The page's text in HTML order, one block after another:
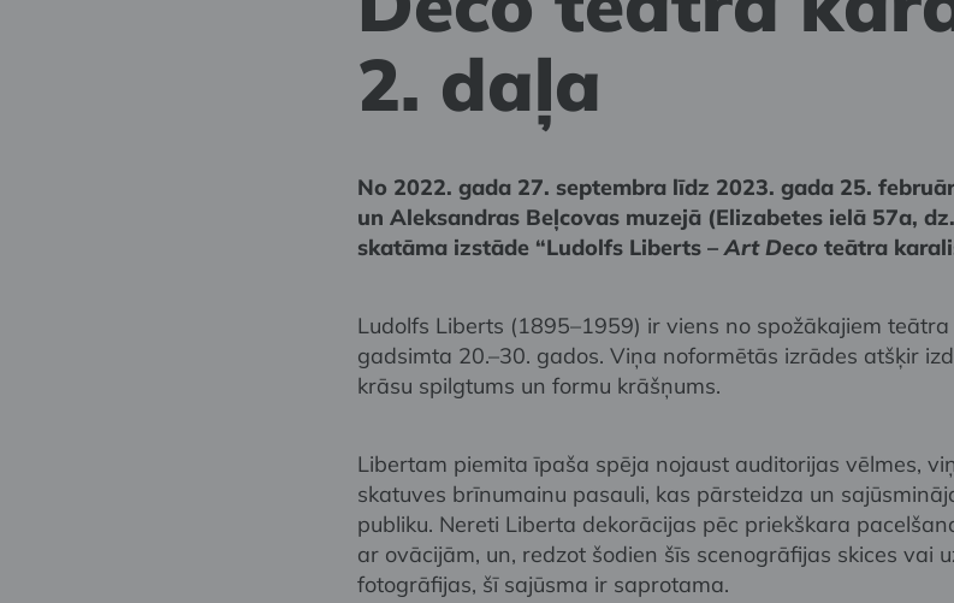
2. daļa
No 2022. gada 27. septembra līdz 2023. gada 25.
un Aleksandras Beļcovas muzejā (Elizabetes ielā 57a,
skatāma izstāde “Ludolfs Liberts –Art Deco teātra
Ludolfs Liberts (1895–1959) ir viens no spožākajiem
gadsimta 20.–30. gados. Viņa noformētās izrādes atšķir
krāsu spilgtums un formu krāšņums.
Libertam piemita īpaša spēja nojaust auditorijas vēlmes,
skatuves brīnumainu pasauli, kas pārsteidza un
publiku. Nereti Liberta dekorācijas pēc priekškara
ar ovācijām, un, redzot šodien šīs scenogrāfijas skices vai
fotogrāfijas, šī sajūsma ir saprotama.